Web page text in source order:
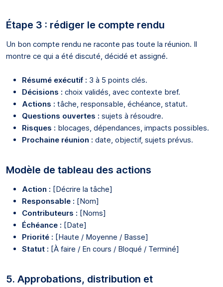
Étape 3 : rédiger le compte rendu
Un bon compte rendu ne raconte pas toute la réunion. Il
montre ce qui a été discuté, décidé et assigné.
Résumé exécutif : 3 à 5 points clés.
Décisions : choix validés, avec contexte bref.
Actions : tâche, responsable, échéance, statut.
Questions ouvertes : sujets à résoudre.
Risques : blocages, dépendances, impacts possibles.
Prochaine réunion : date, objectif, sujets prévus.
Modèle de tableau des actions
Action : [Décrire la tâche]
Responsable : [Nom]
Contributeurs : [Noms]
Échéance : [Date]
Priorité : [Haute / Moyenne / Basse]
Statut : [À faire / En cours / Bloqué / Terminé]
5. Approbations, distribution et